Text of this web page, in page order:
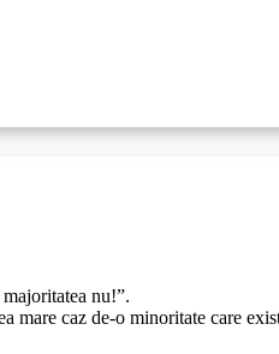
nu!”.
mare caz de-o minoritate care